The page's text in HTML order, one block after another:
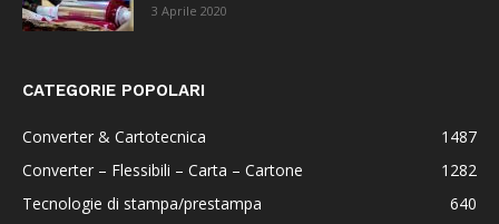
3 Aprile 2020
CATEGORIE POPOLARI
Converter & Cartotecnica
1487
Converter – Flessibili – Carta – Cartone
1282
Tecnologie di stampa/prestampa
640